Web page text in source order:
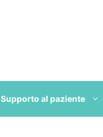
Supporto al paziente